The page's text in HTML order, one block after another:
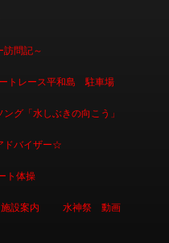
問記～
トレース平和島 駐車場
グ「水しぶきの向こう」
ドバイザー☆
ト体操
施設案内 水神祭 動画